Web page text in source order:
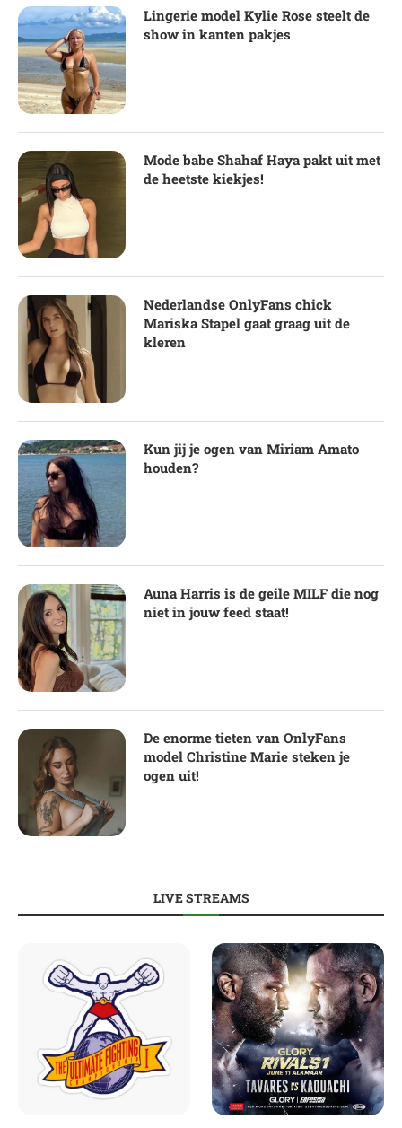
Lingerie model Kylie Rose steelt de
show in kanten pakjes
Mode babe Shahaf Haya pakt uit met
de heetste kiekjes!
Nederlandse OnlyFans chick
Mariska Stapel gaat graag uit de
kleren
Kun jij je ogen van Miriam Amato
houden?
Auna Harris is de geile MILF die nog
niet in jouw feed staat!
De enorme tieten van OnlyFans
model Christine Marie steken je
ogen uit!
LIVE STREAMS